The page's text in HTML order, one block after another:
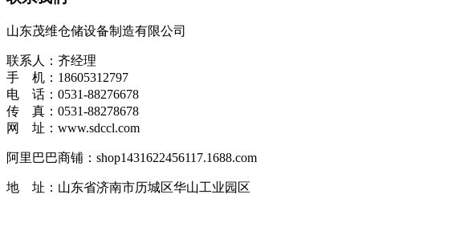
山东茂维仓储设备制造有限公司
联系人：齐经理
手 机：18605312797
电 话：0531-88276678
传 真：0531-88278678
网 址：www.sdccl.com
阿里巴巴商铺：shop1431622456117.1688.com
地 址：山东省济南市历城区华山工业园区